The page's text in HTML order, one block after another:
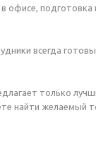
офисе, подготовка
всегда
только
найти желаемый